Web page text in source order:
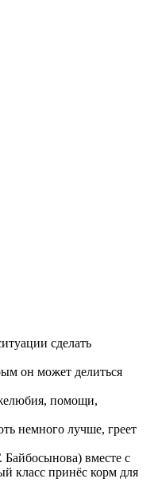
сделать
он может делиться
помощи,
немного лучше, греет
вместе с
класс принёс корм для